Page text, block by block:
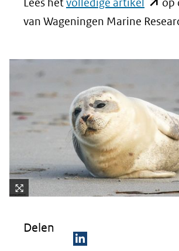
in
een
andere
van Wageningen Marine
Delen